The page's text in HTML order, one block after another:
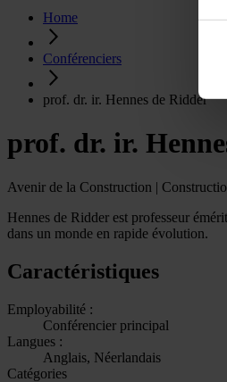
Home
Conférenciers
prof. dr. ir. Hennes de Ridder
prof. dr. ir.
Avenir de la Construction |
Hennes de Ridder est professeur
dans un monde en rapide évolution.
Caractéristiques
Employabilité :
Conférencier principal
Langues :
Anglais, Néerlandais
Catégories